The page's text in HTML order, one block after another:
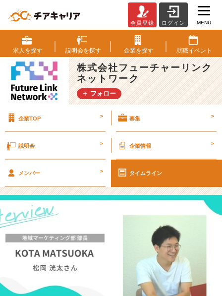
ン
バ
ー
が
出
す
成
成
責
持
最
少
会員登録 ログイン MENU
求人を探す 説明会を探す 企業を探す 就職イベント
株式会社フューチャーリンク
ネットワーク
＋ フォロー
企業TOP > 募集 >
説明会 > 企業情報 >
メンバー > タイムライン